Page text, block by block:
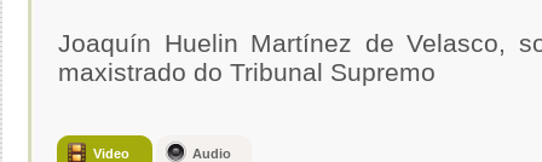
Joaquín Huelin Martínez de Velasco,
maxistrado do Tribunal Supremo
Video Audio